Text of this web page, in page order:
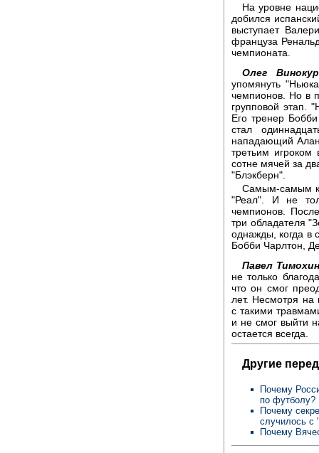
На уровне
добился
выступает
француза
чемпионата.
Олег
упомянуть
чемпионов. Но в
групповой этап.
Его тренер
стал
нападающий
третьим игроком
сотне мячей за
"Блэкберн".
Самым-самым
"Реал". И не
чемпионов.
три обладателя
однажды, когда в
Бобби Чарлтон,
Павел
не только
что он смог
лет. Несмотря на
с такими
и не смог выйти
остается всегда.
Другие
Почему
по футболу?
Почему
случилось с
Почему